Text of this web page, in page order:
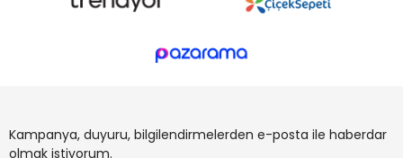
Kampanya, duyuru, bilgilendirmelerden e-posta ile haberdar
olmak istiyorum.